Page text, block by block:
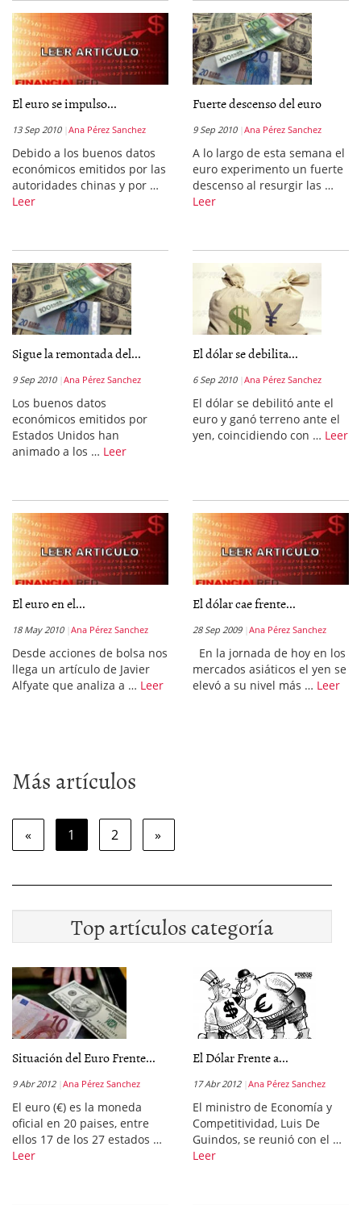
El euro se impulso...
13 Sep 2010 Ana Pérez Sanchez
Debido a los buenos datos
económicos emitidos por las
autoridades chinas y por …
Leer
Fuerte descenso del euro
9 Sep 2010 Ana Pérez Sanchez
A lo largo de esta semana el
euro experimento un fuerte
descenso al resurgir las …
Leer
Sigue la remontada del...
9 Sep 2010 Ana Pérez Sanchez
Los buenos datos
económicos emitidos por
Estados Unidos han
animado a los … Leer
El dólar se debilita...
6 Sep 2010 Ana Pérez Sanchez
El dólar se debilitó ante el
euro y ganó terreno ante el
yen, coincidiendo con … Leer
El euro en el...
18 May 2010 Ana Pérez Sanchez
Desde acciones de bolsa nos
llega un artículo de Javier
Alfyate que analiza a … Leer
El dólar cae frente...
28 Sep 2009 Ana Pérez Sanchez
En la jornada de hoy en los
mercados asiáticos el yen se
elevó a su nivel más … Leer
Más artículos
« 1 2 »
Top artículos categoría
Situación del Euro Frente...
9 Abr 2012 Ana Pérez Sanchez
El euro (€) es la moneda
oficial en 20 paises, entre
ellos 17 de los 27 estados …
Leer
El Dólar Frente a...
17 Abr 2012 Ana Pérez Sanchez
El ministro de Economía y
Competitividad, Luis De
Guindos, se reunió con el …
Leer